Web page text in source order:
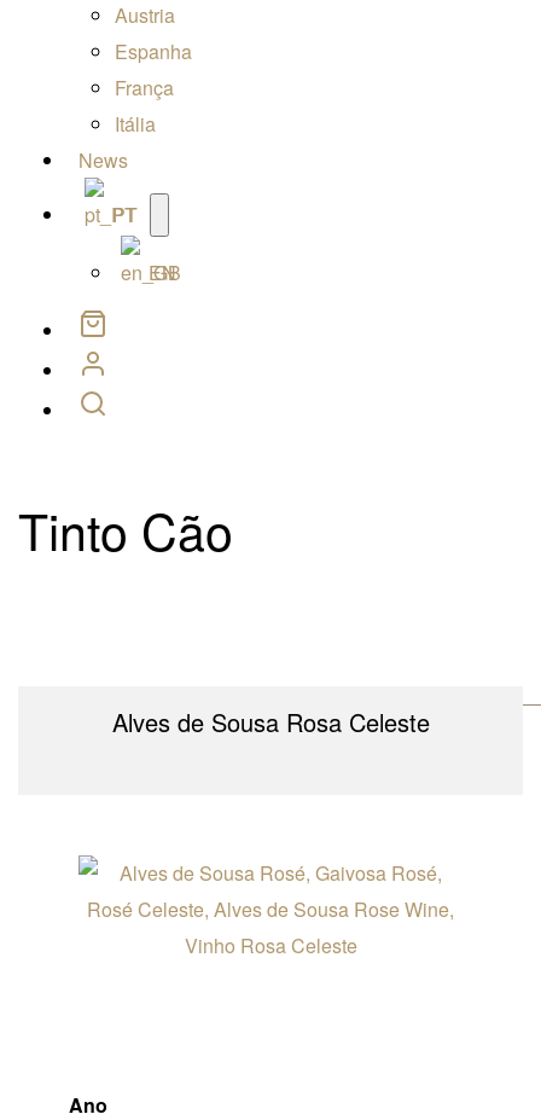
Austria
Espanha
França
Itália
News
PT
EN
Tinto Cão
Alves de Sousa Rosa Celeste
Ano